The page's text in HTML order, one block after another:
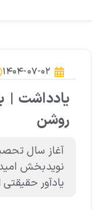
۱۴۰۴-۰۷-۰۲
یادداشت |
روشن
آغاز سال
نویدبخش
یادآور